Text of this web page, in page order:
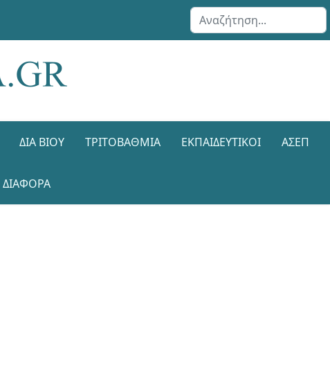
Αναζήτηση...
ΔΙΑ ΒΊΟΥ ΤΡΙΤΟΒΆΘΜΙΑ ΕΚΠΑΙΔΕΥΤΙΚΟΊ ΑΣΕΠ
ΔΙΑΦΟΡΑ